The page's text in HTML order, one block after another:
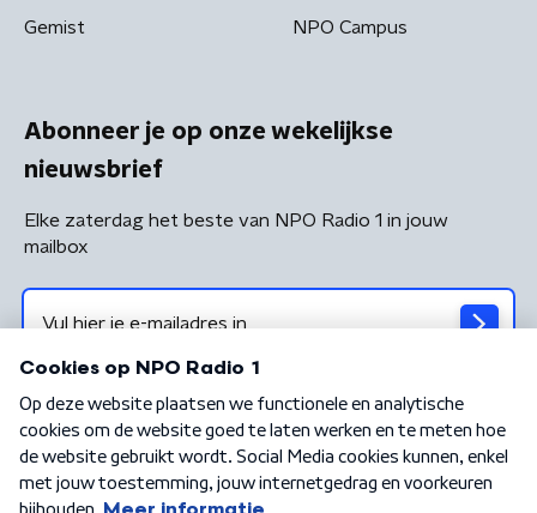
Gemist NPO Campus
Abonneer je op onze wekelijkse
nieuwsbrief
Elke zaterdag het beste van NPO Radio 1 in jouw
mailbox
Algemene voorwaarden